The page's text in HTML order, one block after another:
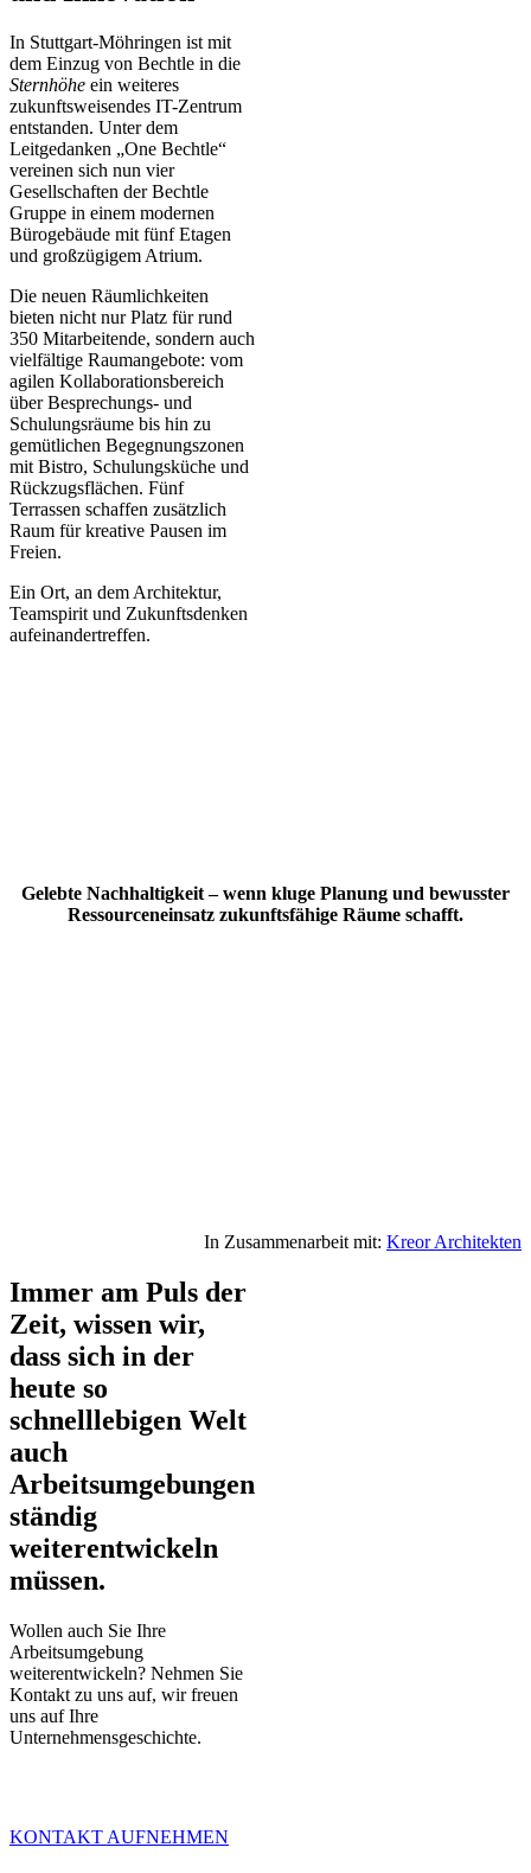
In Stuttgart-Möhringen ist mit
dem Einzug von Bechtle in die
Sternhöhe ein weiteres
zukunftsweisendes IT-Zentrum
entstanden. Unter dem
Leitgedanken „One Bechtle“
vereinen sich nun vier
Gesellschaften der Bechtle
Gruppe in einem modernen
Bürogebäude mit fünf Etagen
und großzügigem Atrium.
Die neuen Räumlichkeiten
bieten nicht nur Platz für rund
350 Mitarbeitende, sondern auch
vielfältige Raumangebote: vom
agilen Kollaborationsbereich
über Besprechungs- und
Schulungsräume bis hin zu
gemütlichen Begegnungszonen
mit Bistro, Schulungsküche und
Rückzugsflächen. Fünf
Terrassen schaffen zusätzlich
Raum für kreative Pausen im
Freien.
Ein Ort, an dem Architektur,
Teamspirit und Zukunftsdenken
aufeinandertreffen.
Gelebte Nachhaltigkeit – wenn kluge Planung und bewusster
Ressourceneinsatz zukunftsfähige Räume schafft.
In Zusammenarbeit mit: Kreor Architekten
Immer am Puls der
Zeit, wissen wir,
dass sich in der
heute so
schnelllebigen Welt
auch
Arbeitsumgebungen
ständig
weiterentwickeln
müssen.
Wollen auch Sie Ihre
Arbeitsumgebung
weiterentwickeln? Nehmen Sie
Kontakt zu uns auf, wir freuen
uns auf Ihre
Unternehmensgeschichte.
KONTAKT AUFNEHMEN